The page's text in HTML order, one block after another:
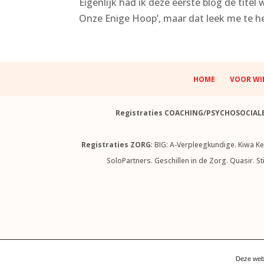
Onze Enige Hoop’, maar dat leek me
HOME VOOR
Registraties COACHING/
Registraties ZORG: BIG: A-Verpleegkundige. Kiwa
SoloPartners. Geschillen in de Zorg. Quasir.
© Niets van deze website
Deze